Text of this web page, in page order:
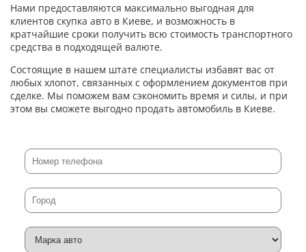
Нами предоставляются максимально выгодная для
клиентов скупка авто в Киеве, и возможность в
кратчайшие сроки получить всю стоимость транспортного
средства в подходящей валюте.
Состоящие в нашем штате специалисты избавят вас от
любых хлопот, связанных с оформлением документов при
сделке. Мы поможем вам сэкономить время и силы, и при
этом вы сможете выгодно продать автомобиль в Киеве.